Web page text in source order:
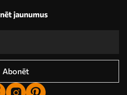
jaunumus
Abonēt